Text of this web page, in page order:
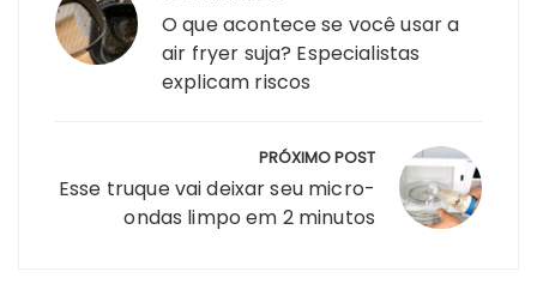
Post
O que acontece se você usar a
air fryer suja? Especialistas
explicam riscos
PRÓXIMO POST
Esse truque vai deixar seu micro-
ondas limpo em 2 minutos